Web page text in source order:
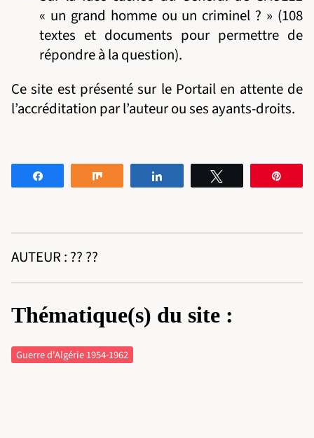
« un grand homme ou un criminel ? » (108
textes et documents pour permettre de
répondre à la question).
Ce site est présenté sur le Portail en attente de
l’accréditation par l’auteur ou ses ayants-droits.
AUTEUR : ?? ??
Thématique(s) du site :
Guerre d'Algérie 1954-1962